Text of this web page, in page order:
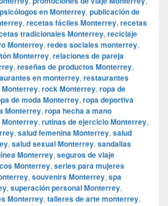
psicólogos en Monterrey, publicación de
, recetas fáciles Monterrey, recetas
tradicionales Monterrey, reciclaje
Monterrey, redes sociales monterrey,
Monterrey, relaciones de pareja
, reseñas de productos Monterrey,
en monterrey, restaurantes
, rock Monterrey, ropa de
de moda Monterrey, ropa deportiva
Monterrey, ropa hecha a mano
, rutinas de ejercicio Monterrey,
, salud femenina Monterrey, salud
, salud sexual Monterrey, sandalias
Monterrey, seguros de viaje
Monterrey, series para mujeres
, souvenirs Monterrey, spa
, superación personal Monterrey,
Monterrey, talleres de arte monterrey,